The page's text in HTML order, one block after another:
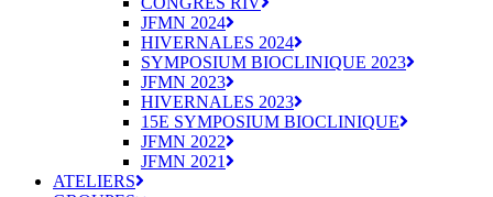
JFMN 2024
HIVERNALES 2024
SYMPOSIUM BIOCLINIQUE 2023
JFMN 2023
HIVERNALES 2023
15E SYMPOSIUM BIOCLINIQUE
JFMN 2022
JFMN 2021
ATELIERS